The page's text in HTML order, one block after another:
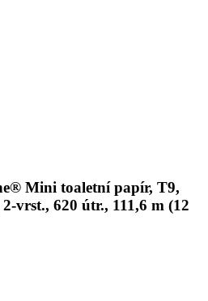
Mini toaletní papír, T9,
vrst., 620 útr., 111,6 m (12